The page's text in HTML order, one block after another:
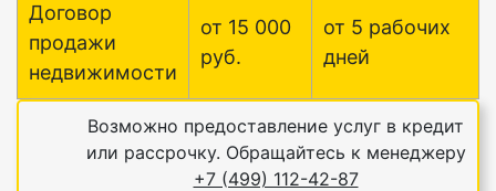
Договор
продажи
недвижимости
от 15 000
руб.
от 5 рабочих
дней
Возможно предоставление услуг в кредит
или рассрочку. Обращайтесь к менеджеру
+7 (499) 112-42-87